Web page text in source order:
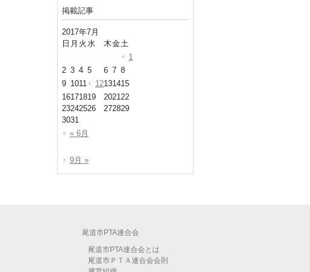
掲載記事
2017年7月
日 月 火 水 木金土
1
2 3 4 5 6 7 8
9 1011 12131415
16171819 202122
23242526 272829
3031
« 6月
9月 »
尾道市PTA連合会
尾道市PTA連合会とは
尾道市ＰＴＡ連合会会則